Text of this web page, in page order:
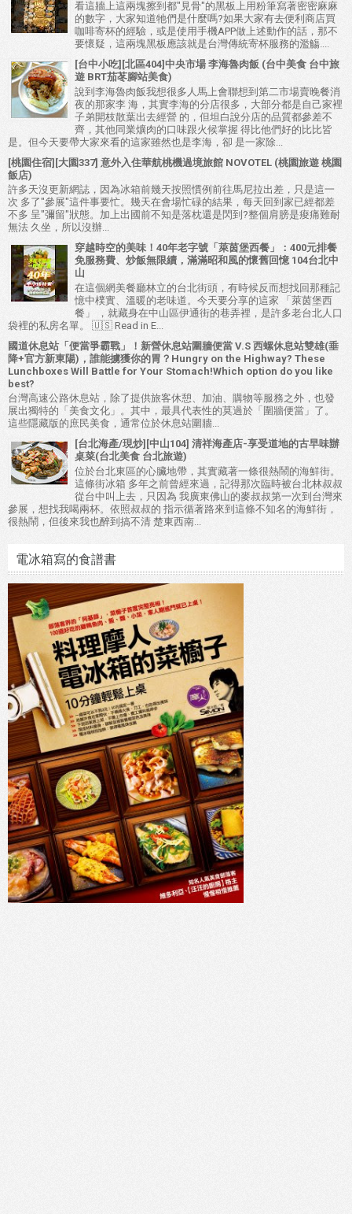
看這牆上這兩塊擦到都"見骨"的黑板上用粉筆寫著密密麻麻
的數字，大家知道牠們是什麼嗎?如果大家有去便利商店買
咖啡寄杯的經驗，或是使用手機APP做上述動作的話，那不
要懷疑，這兩塊黑板應該就是台灣傳統寄杯服務的濫觴....
[台中小吃][北區404]中央市場 李海魯肉飯 (台中美食 台中旅
遊 BRT茄苳腳站美食)
說到李海魯肉飯我想很多人馬上會聯想到第二市場賣晚餐消
夜的那家李 海，其實李海的分店很多，大部分都是自己家裡
子弟開枝散葉出去經營 的，但坦白說分店的品質都參差不
齊，其他同業爌肉的口味跟火候掌握 得比他們好的比比皆
是。但今天要帶大家來看的這家雖然也是李海，卻 是一家除...
[桃園住宿][大園337] 意外入住華航桃機過境旅館 NOVOTEL (桃園旅遊 桃園
飯店)
許多天沒更新網誌，因為冰箱前幾天按照慣例前往馬尼拉出差，只是這一
次 多了"參展"這件事要忙。幾天在會場忙碌的結果，每天回到家已經都差
不多 呈"彌留"狀態。加上出國前不知是落枕還是閃到?整個肩膀是痠痛難耐
無法 久坐，所以沒辦...
穿越時空的美味！40年老字號「萊茵堡西餐」：400元排餐
免服務費、炒飯無限續，滿滿昭和風的懷舊回憶 104台北中
山
在這個網美餐廳林立的台北街頭，有時候反而想找回那種記
憶中樸實、溫暖的老味道。今天要分享的這家 「萊茵堡西
餐」 ，就藏身在中山區伊通街的巷弄裡，是許多老台北人口
袋裡的私房名單。 🇺🇸 Read in E...
國道休息站「便當爭霸戰」！新營休息站圍牆便當 V.S 西螺休息站雙雄(垂
降+官方新東陽)，誰能擄獲你的胃？Hungry on the Highway? These
Lunchboxes Will Battle for Your Stomach!Which option do you like
best?
台灣高速公路休息站，除了提供旅客休憩、加油、購物等服務之外，也發
展出獨特的「美食文化」。其中，最具代表性的莫過於「圍牆便當」了。
這些隱藏版的庶民美食，通常位於休息站圍牆...
[台北海產/現炒][中山104] 清祥海產店-享受道地的古早味辦
桌菜(台北美食 台北旅遊)
位於台北東區的心臟地帶，其實藏著一條很熱鬧的海鮮街。
這條街冰箱 多年之前曾經來過，記得那次臨時被台北林叔叔
從台中叫上去，只因為 我廣東佛山的麥叔叔第一次到台灣來
參展，想找我喝兩杯。依照叔叔的 指示循著路來到這條不知名的海鮮街，
很熱鬧，但後來我也醉到搞不清 楚東西南...
電冰箱寫的食譜書